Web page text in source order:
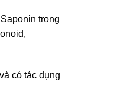
trong
có tác dụng